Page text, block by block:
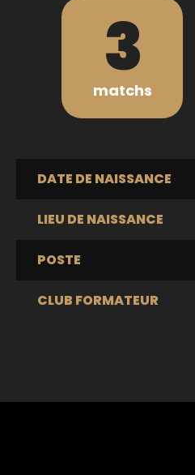
3
matchs
DATE DE NAISSANCE
LIEU DE NAISSANCE
POSTE
CLUB FORMATEUR